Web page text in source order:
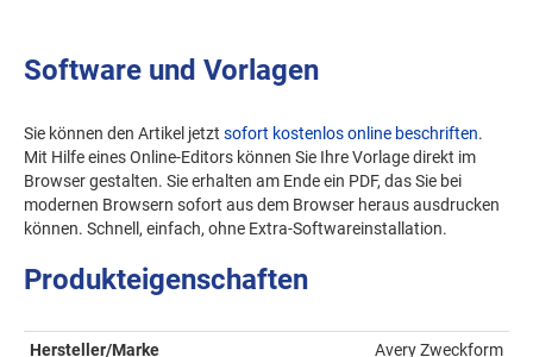
Software und Vorlagen
Sie können den Artikel jetzt sofort kostenlos online beschriften.
Mit Hilfe eines Online-Editors können Sie Ihre Vorlage direkt im
Browser gestalten. Sie erhalten am Ende ein PDF, das Sie bei
modernen Browsern sofort aus dem Browser heraus ausdrucken
können. Schnell, einfach, ohne Extra-Softwareinstallation.
Produkteigenschaften
Hersteller/Marke Avery Zweckform